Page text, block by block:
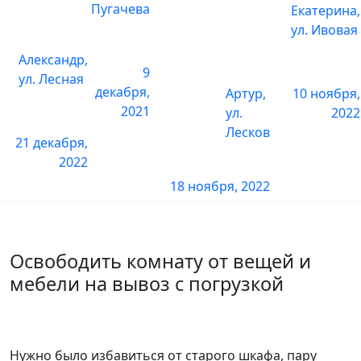
2 комнаты
3 комнаты
3 комнаты 5400 р.
Освободить комнату от вещей и
мебели на вывоз с погрузкой
Нужно было избавиться от старого шкафа, пару
Александр,
ул. Лесная
21 декабря,
2022
Пугачева
9
декабря,
2021
Артур,
ул.
Лесков
18 ноября, 2022
Екатерина,
ул. Ивовая
10 ноября,
2022